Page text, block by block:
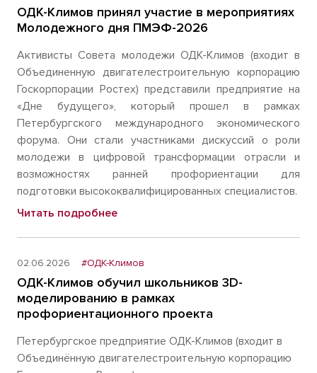
ОДК-Климов принял участие в мероприятиях
Молодежного дня ПМЭФ-2026
Активисты Совета молодежи ОДК-Климов (входит в
Объединенную двигателестроительную корпорацию
Госкорпорации Ростех) представили предприятие на
«Дне будущего», который прошел в рамках
Петербургского международного экономического
форума. Они стали участниками дискуссий о роли
молодежи в цифровой трансформации отрасли и
возможностях ранней профориентации для
подготовки высококвалифицированных специалистов.
Читать подробнее
02.06.2026 #ОДК-Климов
ОДК-Климов обучил школьников 3D-
моделированию в рамках
профориентационного проекта
Петербургское предприятие ОДК-Климов (входит в
Объединённую двигателестроительную корпорацию